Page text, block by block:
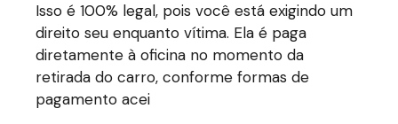
Isso é 100% legal, pois você está exigindo um
direito seu enquanto vítima. Ela é paga
diretamente à oficina no momento da
retirada do carro, conforme formas de
pagamento acei